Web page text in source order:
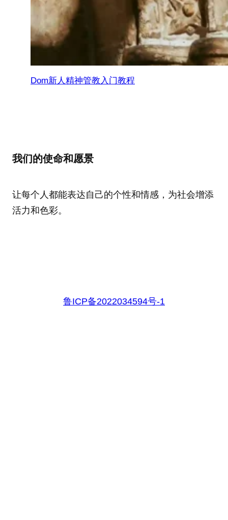
Dom新人精神管教入门教程
我们的使命和愿景
让每个人都能表达自己的个性和情感，为社会增添
活力和色彩。
鲁ICP备2022034594号-1